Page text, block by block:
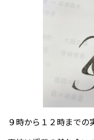
９時から１２時までの